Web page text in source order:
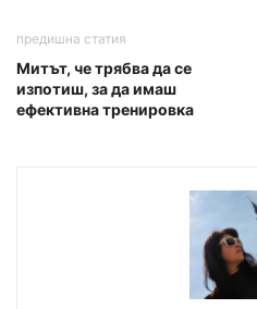
предишна статия
Митът, че трябва да се
изпотиш, за да имаш
ефективна тренировка